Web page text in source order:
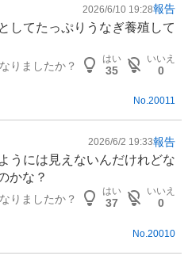
2026/6/10 19:28報告
してたっぷりうなぎ養殖して
りましたか？
はい
35
いいえ
0
No.20011
2026/6/2 19:33報告
うには見えないんだけれどな
かな？
りましたか？
はい
37
いいえ
0
No. 20010